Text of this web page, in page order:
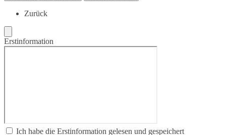
Zurück
Erstinformation
Ich habe die Erstinformation gelesen und gespeichert